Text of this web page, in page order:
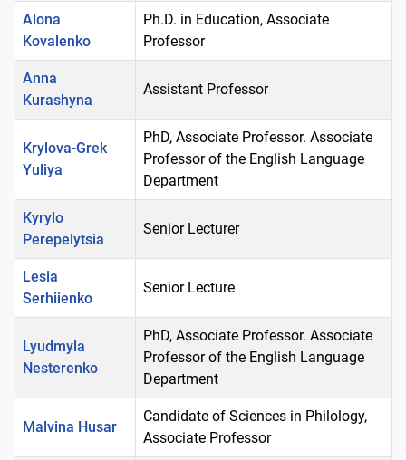
Alona
Kovalenko
Ph.D. in Education, Associate
Professor
Anna
Kurashyna
Assistant Professor
Krylova-Grek
Yuliya
PhD, Associate Professor. Associate
Professor of the English Language
Department
Kyrylo
Perepelytsia
Senior Lecturer
Lesia
Serhiienko
Senior Lecture
Lyudmyla
Nesterenko
PhD, Associate Professor. Associate
Professor of the English Language
Department
Malvina Husar
Candidate of Sciences in Philology,
Associate Professor